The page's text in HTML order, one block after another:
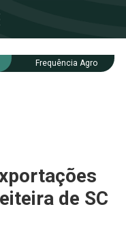
Frequência Agro
de SC